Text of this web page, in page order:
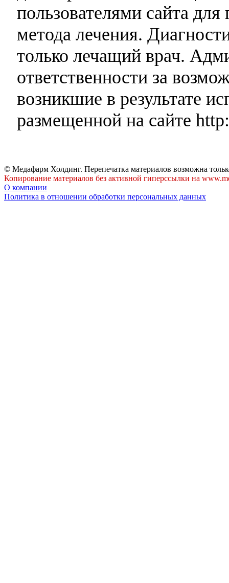
пользователями сайта
метода лечения.
только лечащий врач.
ответственности за
возникшие в результате
размещенной на сайте
© Медафарм Холдинг. Перепечатка материалов возможна
Копирование материалов без активной гиперссылки на
О компании
Политика в отношении обработки персональных данных